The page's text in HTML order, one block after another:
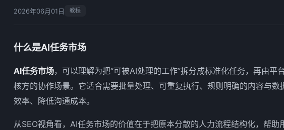
2026年06月01日 教程
什么是AI任务市场
AI任务市场，可以理解为把“可被AI处理的工作”拆分成标准化任务，再由平
核方的协作场景。它适合需要批量处理、可重复执行、规则明确的内容与数
效率、降低沟通成本。
从SEO视角看，AI任务市场的价值在于把原本分散的人力流程结构化，帮助